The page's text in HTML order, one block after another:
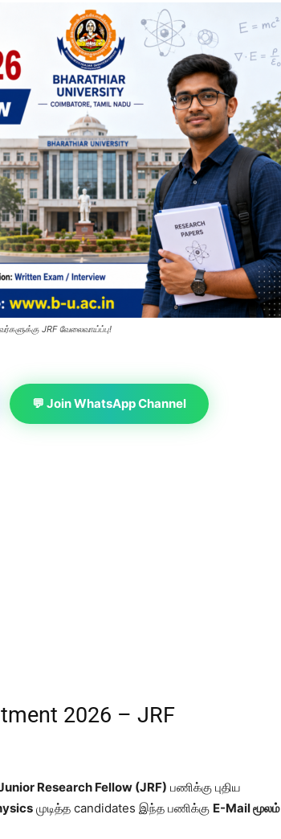
JRF வேலைவாய்ப்பு!
💬 Join WhatsApp Channel
2026 – JRF
Research Fellow (JRF) பணிக்கு புதிய
முடித்த candidates இந்த பணிக்கு E-Mail மூலம்